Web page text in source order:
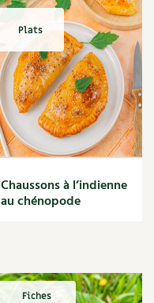
Plats
Chaussons à l’indienne
au chénopode
Fiches